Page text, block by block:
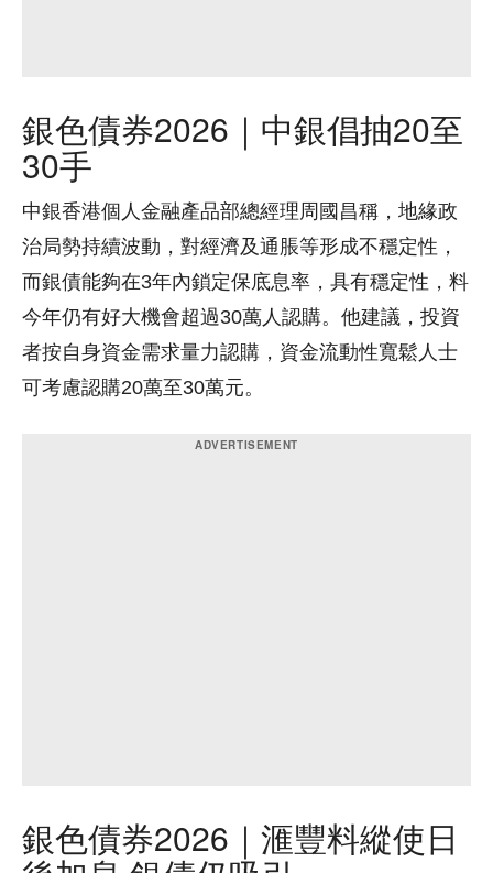
銀色債券2026｜中銀倡抽20至
30手
中銀香港個人金融產品部總經理周國昌稱，地緣政
治局勢持續波動，對經濟及通脹等形成不穩定性，
而銀債能夠在3年內鎖定保底息率，具有穩定性，料
今年仍有好大機會超過30萬人認購。他建議，投資
者按自身資金需求量力認購，資金流動性寬鬆人士
可考慮認購20萬至30萬元。
銀色債券2026｜滙豐料縱使日